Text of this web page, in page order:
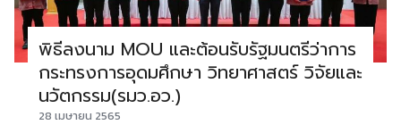
พิธีลงนาม MOU และต้อนรับรัฐมนตรีว่าการ
กระทรงการอุดมศึกษา วิทยาศาสตร์ วิจัยและ
นวัตกรรม(รมว.อว.)
28 เมษายน 2565